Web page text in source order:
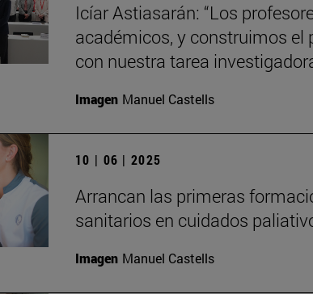
Icíar Astiasarán: “Los
académicos, y construimos el
con nuestra tarea
Imagen Manuel Castells
10 | 06 | 2025
Arrancan las primeras
sanitarios en cuidados
Imagen Manuel Castells